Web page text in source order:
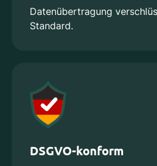
Datenübertragung
Standard.
DSGVO-konform